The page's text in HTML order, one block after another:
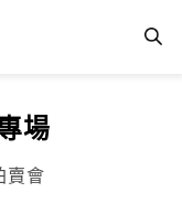
場
賣會